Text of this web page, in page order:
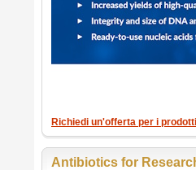
Richiedi un'offerta per i
Antibiotics for